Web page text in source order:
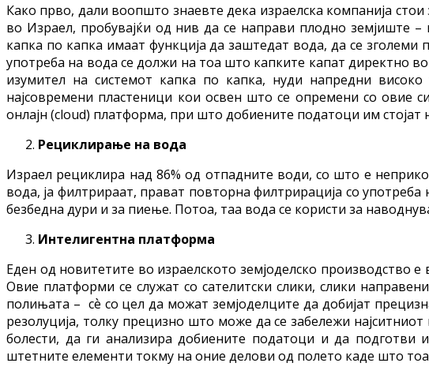
Како прво, дали воопшто знаевте дека израелска компанија
во Израел, пробувајќи од нив да се направи плодно земјиште
капка по капка имаат функција да заштедат вода, да се
употреба на вода се должи на тоа што капките капат директно
изумител на системот капка по капка, нуди напредни
најсовремени пластеници кои освен што се опремени со овие
онлајн (cloud) платформа, при што добиените податоци им
Рециклирање на вода
Израел рециклира над 86% од отпадните води, со што е
вода, ја филтрираат, прават повторна филтрирација со
безбедна дури и за пиење. Потоа, таа вода се користи за
Интелигентна платформа
Еден од новитетите во израелското земјоделско
Овие платформи се служат со сателитски слики, слики
полињата – сѐ со цел да можат земјоделците да добијат
резолуција, толку прецизно што може да се забележи
болести, да ги анализира добиените податоци и да подготви
штетните елементи токму на оние делови од полето каде што